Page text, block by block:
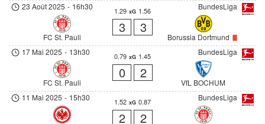
BundesLiga
23 Août 2025 - 16h30
FC St. Pauli
1.29 xG 1.56
3 3
Borussia Dortmund
BundesLiga
17 Mai 2025 - 13h30
FC St. Pauli
0.79 xG 1.45
0 2
VfL BOCHUM
BundesLiga
11 Mai 2025 - 15h30 1.52 xG 0.87
2 2